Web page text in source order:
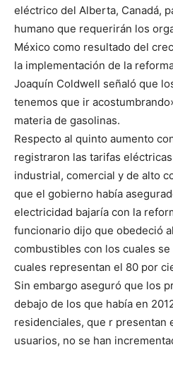
eléctrico del Alberta, Canadá,
humano que requerirán los
México como resultado del
la implementación de la
Joaquín Coldwell señaló que
tenemos que ir
materia de gasolinas.
Respecto al quinto aumento
registraron las tarifas
industrial, comercial y de alto
que el gobierno había
electricidad bajaría con la
funcionario dijo que obedeció
combustibles con los cuales
cuales representan el 80 por
Sin embargo aseguró que los
debajo de los que había en
residenciales, que r presentan
usuarios, no se han